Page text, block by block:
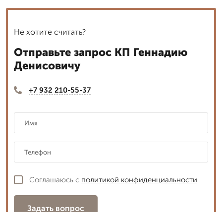
Не хотите считать?
Отправьте запрос КП Геннадию
Денисовичу
+7 932 210-55-37
Соглашаюсь с политикой конфиденциальности
Задать вопрос